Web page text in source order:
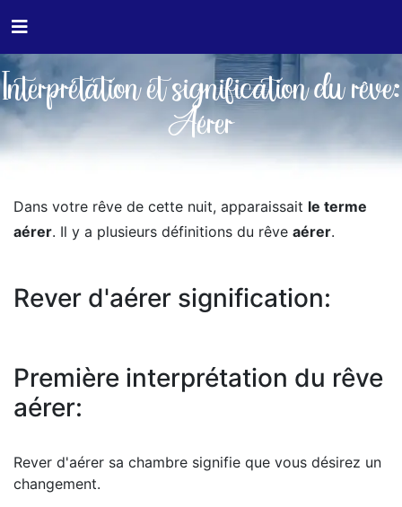
Interprétation et signification du rêve:
Aérer
Dans votre rêve de cette nuit, apparaissait le terme
aérer. Il y a plusieurs définitions du rêve aérer.
Rever d'aérer signification:
Première interprétation du rêve
aérer:
Rever d'aérer sa chambre signifie que vous désirez un
changement.